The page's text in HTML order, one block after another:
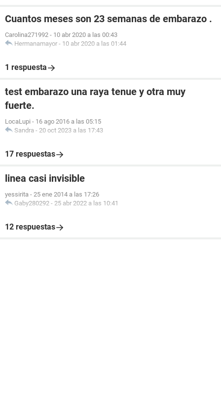
Cuantos meses son 23 semanas de embarazo .
Carolina271992 - 10 abr 2020 a las 00:43
Hermanamayor - 10 abr 2020 a las 01:44
1 respuesta
test embarazo una raya tenue y otra muy
fuerte.
LocaLupi - 16 ago 2016 a las 05:15
Sandra - 20 oct 2023 a las 17:43
17 respuestas
linea casi invisible
yessirita - 25 ene 2014 a las 17:26
Gaby280292 - 25 abr 2022 a las 10:41
12 respuestas